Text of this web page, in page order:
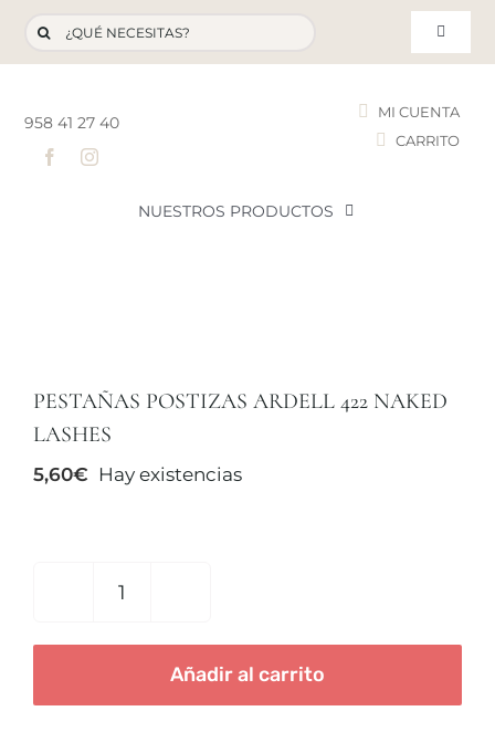
contenido
Buscar:
Toggle
958 41 27 40
MI CUENTA
CARRITO
NUESTROS PRODUCTOS
LOTES PROMOCIONALES
ACCESORIOS
PESTAÑAS POSTIZAS ARDELL 422 NAKED
LASHES
5,60€ Hay existencias
PESTAÑAS
ARDELL
NAKED
Añadir al carrito